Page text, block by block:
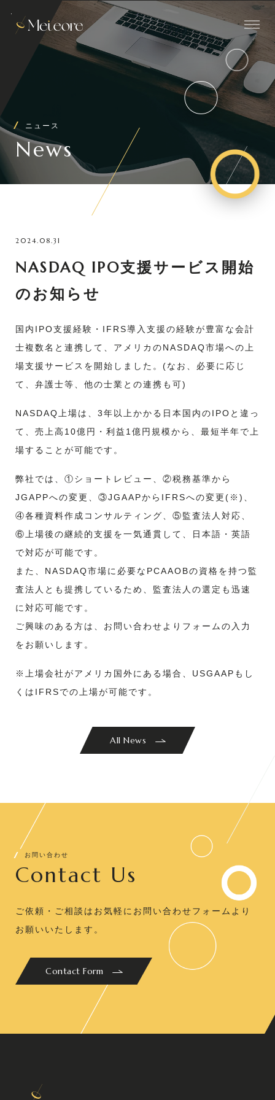
ニュース
News
2024.08.31
NASDAQ IPO支援サービス開始
のお知らせ
国内IPO支援経験・IFRS導入支援の経験が豊富な会計
士複数名と連携して、アメリカのNASDAQ市場への上
場支援サービスを開始しました。(なお、必要に応じ
て、弁護士等、他の士業との連携も可)
NASDAQ上場は、3年以上かかる日本国内のIPOと違っ
て、売上高10億円・利益1億円規模から、最短半年で上
場することが可能です。
弊社では、①ショートレビュー、②税務基準から
JGAPPへの変更、③JGAAPからIFRSへの変更(※)、
④各種資料作成コンサルティング、⑤監査法人対応、
⑥上場後の継続的支援を一気通貫して、日本語・英語
で対応が可能です。
また、NASDAQ市場に必要なPCAAOBの資格を持つ監
査法人とも提携しているため、監査法人の選定も迅速
に対応可能です。
ご興味のある方は、お問い合わせよりフォームの入力
をお願いします。
※上場会社がアメリカ国外にある場合、USGAAPもし
くはIFRSでの上場が可能です。
All News
お問い合わせ
Contact Us
ご依頼・ご相談はお気軽にお問い合わせフォームより
お願いいたします。
Contact Form